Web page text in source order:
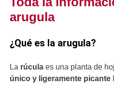
arugula
¿Qué es la arugula?
La rúcula es una planta de
único y ligeramente picante